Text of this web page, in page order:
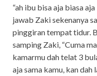
“ah ibu bisa aja biasa
jawab Zaki sekenanya
pinggiran tempat tidur.
samping Zaki, “Cuma
kamarmu dah telat 3
aja sama kamu, kan